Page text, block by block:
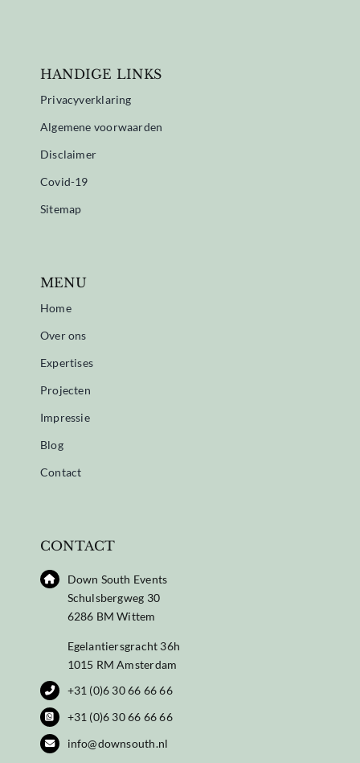
HANDIGE LINKS
Privacyverklaring
Algemene voorwaarden
Disclaimer
Covid-19
Sitemap
MENU
Home
Over ons
Expertises
Projecten
Impressie
Blog
Contact
CONTACT
Down South Events
Schulsbergweg 30
6286 BM Wittem
Egelantiersgracht 36h
1015 RM Amsterdam
+31 (0)6 30 66 66 66
+31 (0)6 30 66 66 66
info@downsouth.nl